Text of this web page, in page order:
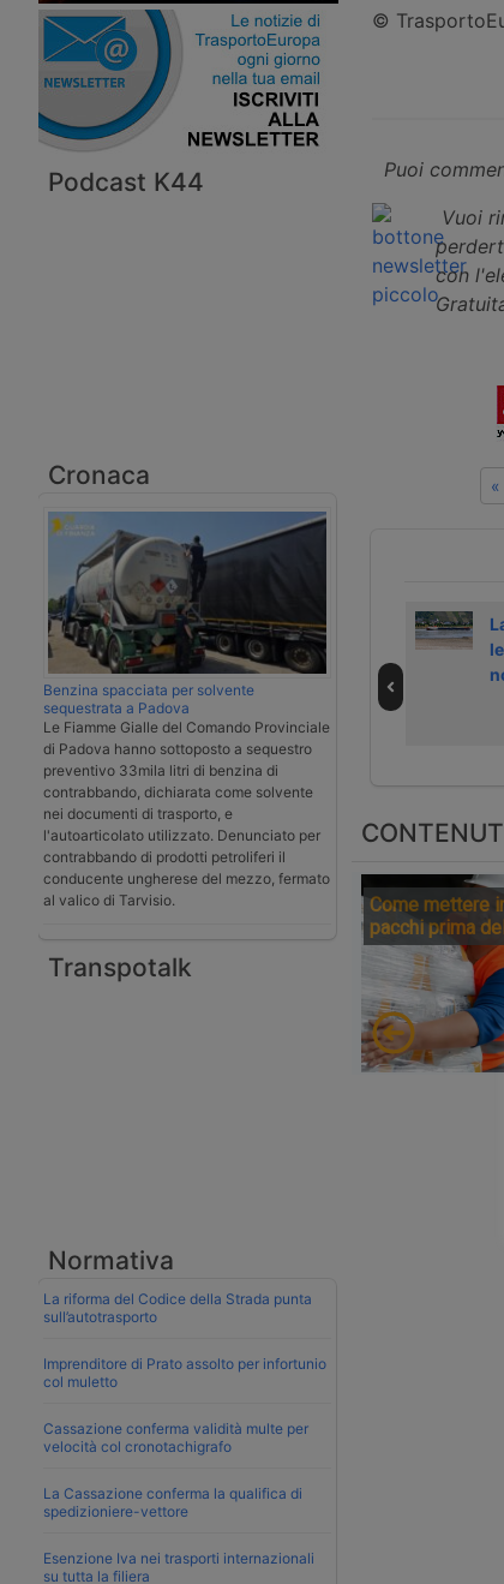
Podcast K44
Cronaca
Benzina spacciata per solvente
sequestrata a Padova
Le Fiamme Gialle del Comando Provinciale
di Padova hanno sottoposto a sequestro
preventivo 33mila litri di benzina di
contrabbando, dichiarata come solvente
nei documenti di trasporto, e
l'autoarticolato utilizzato. Denunciato per
contrabbando di prodotti petroliferi il
conducente ungherese del mezzo, fermato
al valico di Tarvisio.
Transpotalk
Normativa
La riforma del Codice della Strada punta
sull’autotrasporto
Imprenditore di Prato assolto per infortunio
col muletto
Cassazione conferma validità multe per
velocità col cronotachigrafo
La Cassazione conferma la qualifica di
spedizioniere-vettore
Esenzione Iva nei trasporti internazionali
su tutta la filiera
©
Puoi
Vuoi
con
Nuovo
collegamento
ferroviario
Bologna-
Marcianise
Svizzera e Corea
del Sud
investono sulle
ferrovie ucraine
Come mettere
pacchi prima